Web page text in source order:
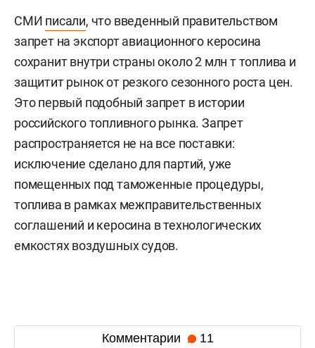
СМИ писали, что введенный правительством
запрет на экспорт авиационного керосина
сохранит внутри страны около 2 млн т топлива и
защитит рынок от резкого сезонного роста цен.
Это первый подобный запрет в истории
российского топливного рынка. Запрет
распространяется не на все поставки:
исключение сделано для партий, уже
помещенных под таможенные процедуры,
топлива в рамках межправительственных
соглашений и керосина в технологических
емкостях воздушных судов.
Комментарии 11